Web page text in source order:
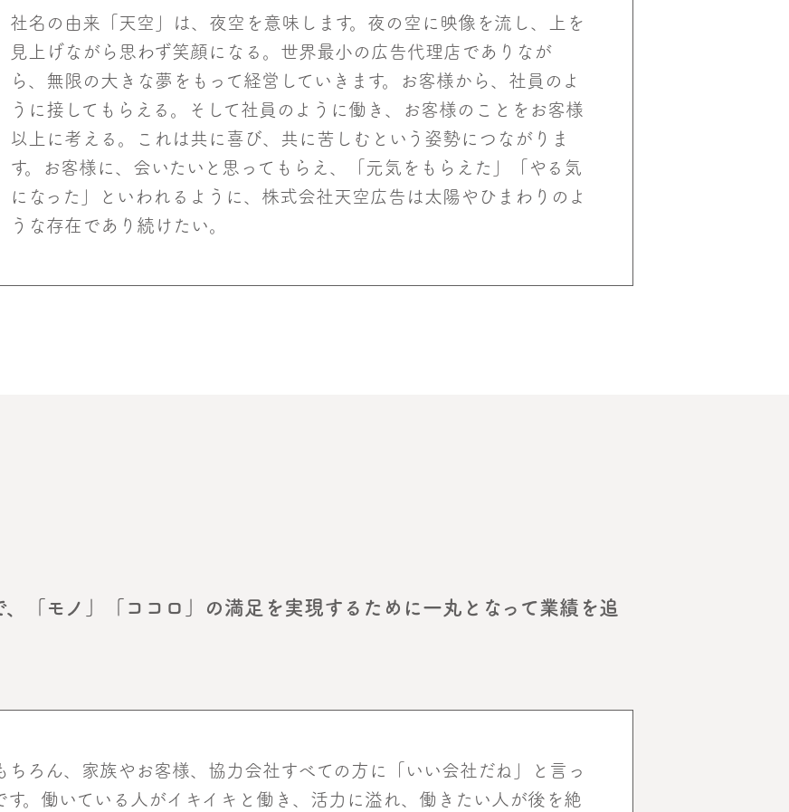
社名の由来「天空」は、夜空を意味します。夜の空に映像を流し、上を
見上げながら思わず笑顔になる。世界最小の広告代理店でありなが
ら、無限の大きな夢をもって経営していきます。お客様から、社員のよ
うに接してもらえる。そして社員のように働き、お客様のことをお客様
以上に考える。これは共に喜び、共に苦しむという姿勢につながりま
す。お客様に、会いたいと思ってもらえ、「元気をもらえた」「やる気
になった」といわれるように、株式会社天空広告は太陽やひまわりのよ
うな存在であり続けたい。
「モノ」「ココロ」の満足を実現するために一丸となって業績を追
ちろん、家族やお客様、協力会社すべての方に「いい会社だね」と言っ
す。働いている人がイキイキと働き、活力に溢れ、働きたい人が後を絶